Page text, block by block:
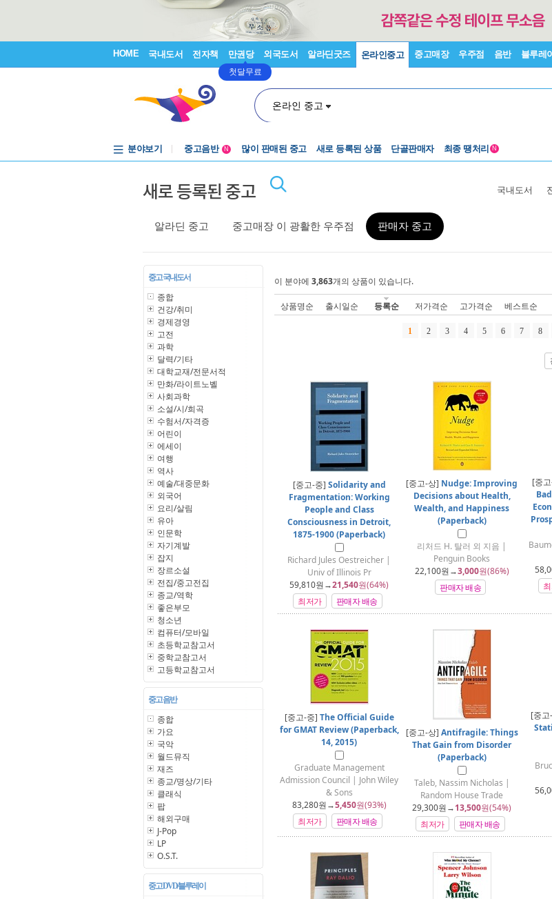
HOME 국내도서 전자책 만권당
첫달무료
외국도서 알라딘굿즈 온라인중고 중고매장 우주점 음반 블루레이
온라인 중고
분야보기
중고음반
중고음반
N 많이 판매된 중고 새로 등록된 상품 단골판매자 최종 땡처리 N
새로 등록된 중고 국내도서
알라딘 중고 중고매장 이 광활한 우주점 판매자 중고
중고 국내도서
종합
건강/취미
경제경영
고전
과학
달력/기타
대학교재/전문서적
만화/라이트노벨
사회과학
소설/시/희곡
수험서/자격증
어린이
에세이
여행
역사
예술/대중문화
외국어
요리/살림
유아
인문학
자기계발
잡지
장르소설
전집/중고전집
종교/역학
좋은부모
청소년
컴퓨터/모바일
초등학교참고서
중학교참고서
고등학교참고서
중고 음반
종합
가요
국악
월드뮤직
재즈
종교/명상/기타
클래식
팝
해외구매
J-Pop
LP
O.S.T.
중고 DVD/블루레이
이 분야에 3,863개의 상품이 있습니다.
상품명순 출시일순 등록순 저가격순 고가격순 베스트순
1 2 3 4 5 6 7 8
[중고-중] Solidarity and
Fragmentation: Working
People and Class
Consciousness in Detroit,
1875-1900 (Paperback)
Richard Jules Oestreicher |
Univ of Illinois Pr
59,810원→21,540원(64%)
최저가
판매자 배송
[중고-상] Nudge: Improving
Decisions about Health,
Wealth, and Happiness
(Paperback)
리처드 H. 탈러 외 지음 |
Penguin Books
22,100원→3,000원(86%)
판매자 배송
[중
[중고-중] The Official Guide
for GMAT Review (Paperback,
14, 2015)
Graduate Management
Admission Council | John Wiley
& Sons
83,280원→5,450원(93%)
최저가
판매자 배송
[중고-상] Antifragile: Things
That Gain from Disorder
(Paperback)
Taleb, Nassim Nicholas |
Random House Trade
29,300원→13,500원(54%)
최저가
판매자 배송
[중